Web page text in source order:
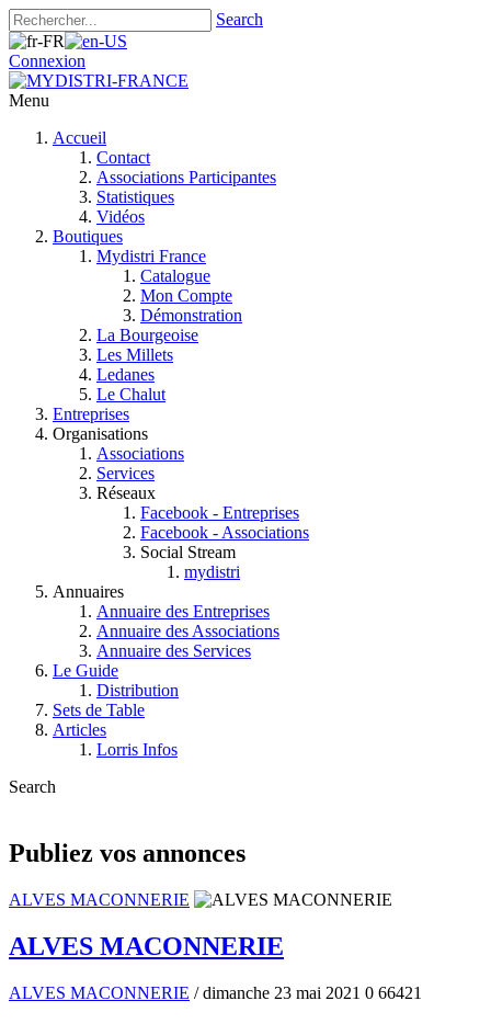
Search
Connexion
Menu
Accueil
Contact
Associations Participantes
Statistiques
Vidéos
Boutiques
Mydistri France
Catalogue
Mon Compte
Démonstration
La Bourgeoise
Les Millets
Ledanes
Le Chalut
Entreprises
Organisations
Associations
Services
Réseaux
Facebook - Entreprises
Facebook - Associations
Social Stream
mydistri
Annuaires
Annuaire des Entreprises
Annuaire des Associations
Annuaire des Services
Le Guide
Distribution
Sets de Table
Articles
Lorris Infos
Search
Publiez vos annonces
ALVES MACONNERIE
ALVES MACONNERIE
ALVES MACONNERIE / dimanche 23 mai 2021 0 66421